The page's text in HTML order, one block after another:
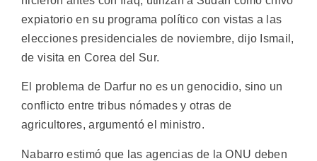
expiatorio en su programa político con vistas a las
elecciones presidenciales de noviembre, dijo Ismail,
de visita en Corea del Sur.
El problema de Darfur no es un genocidio, sino un
conflicto entre tribus nómades y otras de
agricultores, argumentó el ministro.
Nabarro estimó que las agencias de la ONU deben